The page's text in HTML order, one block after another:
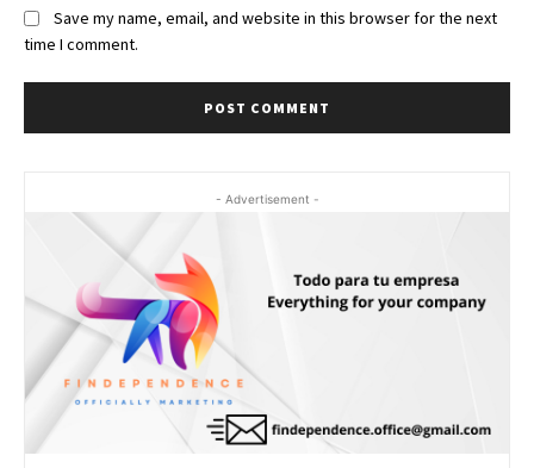
Save my name, email, and website in this browser for the next
time I comment.
- Advertisement -